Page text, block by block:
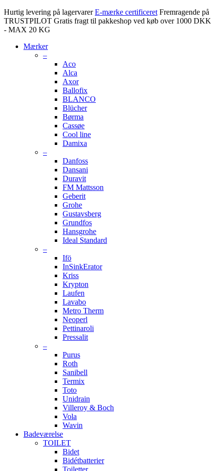
Hurtig levering på lagervarer E-mærke certificeret Fremragende på
TRUSTPILOT Gratis fragt til pakkeshop ved køb over 1000 DKK
- MAX 20 KG
Mærker
–
Aco
Alca
Axor
Ballofix
BLANCO
Blücher
Børma
Cassøe
Cool line
Damixa
–
Danfoss
Dansani
Duravit
FM Mattsson
Geberit
Grohe
Gustavsberg
Grundfos
Hansgrohe
Ideal Standard
–
Ifö
InSinkErator
Kriss
Krypton
Laufen
Lavabo
Metro Therm
Neoperl
Pettinaroli
Pressalit
–
Purus
Roth
Sanibell
Termix
Toto
Unidrain
Villeroy & Boch
Vola
Wavin
Badeværelse
TOILET
Bidet
Bidétbatterier
Toiletter